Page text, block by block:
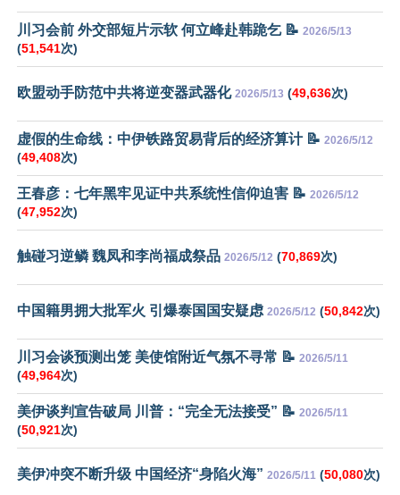
川习会前 外交部短片示软 何立峰赴韩跪乞 📝 2026/5/13
(51,541次)
欧盟动手防范中共将逆变器武器化 2026/5/13 (49,636次)
虚假的生命线：中伊铁路贸易背后的经济算计 📝 2026/5/12
(49,408次)
王春彦：七年黑牢见证中共系统性信仰迫害 📝 2026/5/12
(47,952次)
触碰习逆鳞 魏凤和李尚福成祭品 2026/5/12 (70,869次)
中国籍男拥大批军火 引爆泰国国安疑虑 2026/5/12 (50,842次)
川习会谈预测出笼 美使馆附近气氛不寻常 📝 2026/5/11
(49,964次)
美伊谈判宣告破局 川普：“完全无法接受” 📝 2026/5/11
(50,921次)
美伊冲突不断升级 中国经济“身陷火海” 2026/5/11 (50,080次)